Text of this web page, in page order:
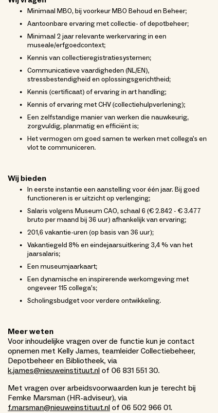
Minimaal MBO, bij voorkeur MBO Behoud en Beheer;
Aantoonbare ervaring met collectie- of depotbeheer;
Minimaal 2 jaar relevante werkervaring in een
museale/erfgoedcontext;
Kennis van collectieregistratiesystemen;
Communicatieve vaardigheden (NL/EN),
stressbestendigheid en oplossingsgerichtheid;
Kennis (certificaat) of ervaring in art handling;
Kennis of ervaring met CHV (collectiehulpverlening);
Een zelfstandige manier van werken die nauwkeurig,
zorgvuldig, planmatig en efficiënt is;
Het vermogen om goed samen te werken met collega's en
vlot te communiceren.
Wij bieden
In eerste instantie een aanstelling voor één jaar. Bij goed
functioneren is er uitzicht op verlenging;
Salaris volgens Museum CAO, schaal 6 (€ 2.842 - € 3.477
bruto per maand bij 36 uur) afhankelijk van ervaring;
201,6 vakantie-uren (op basis van 36 uur);
Vakantiegeld 8% en eindejaarsuitkering 3,4 % van het
jaarsalaris;
Een museumjaarkaart;
Een dynamische en inspirerende werkomgeving met
ongeveer 115 collega’s;
Scholingsbudget voor verdere ontwikkeling.
Meer weten
Voor inhoudelijke vragen over de functie kun je contact
opnemen met Kelly James, teamleider Collectiebeheer,
Depotbeheer en Bibliotheek, via
k.james@nieuweinstituut.nl of 06 831 551 30.
Met vragen over arbeidsvoorwaarden kun je terecht bij
Femke Marsman (HR-adviseur), via
f.marsman@nieuweinstituut.nl of 06 502 966 01.